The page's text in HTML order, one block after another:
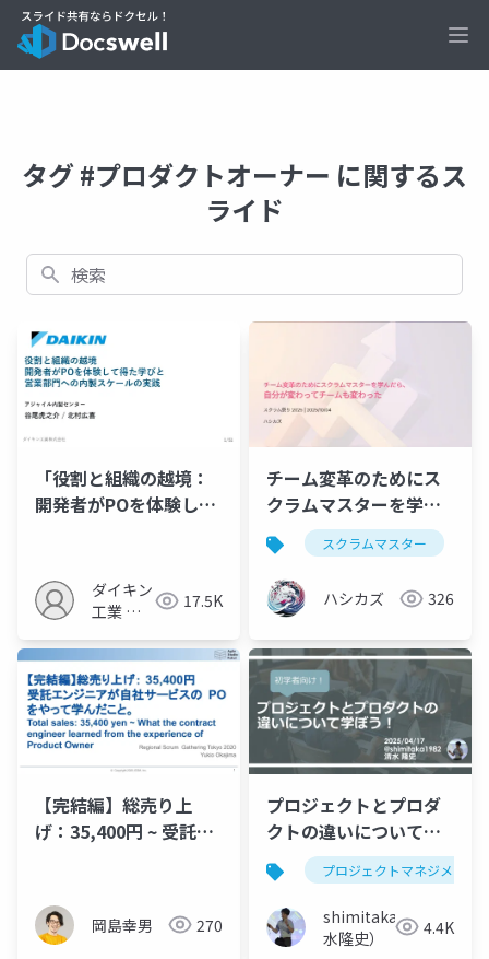
タグ #プロダクトオーナー に関するス
ライド
検索
「役割と組織の越境：
開発者がPOを体験して
践」
ダイキン
工業 ア
内製セン
ター
17.5K
チーム変革のためにス
クラムマスターを学ん
だら、自分が変わって
チームも変わった
スクラムマスター
ハシカズ 326
【完結編】総売り上
げ：35,400円 ~ 受託エ
こと
岡島幸男 270
プロジェクトとプロダ
クトの違いについて学
ぼう！ プロジェクトマネジメント
shimitaka（清
水隆史）
4.4K